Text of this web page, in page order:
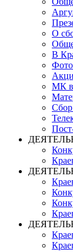
О
В
МК в